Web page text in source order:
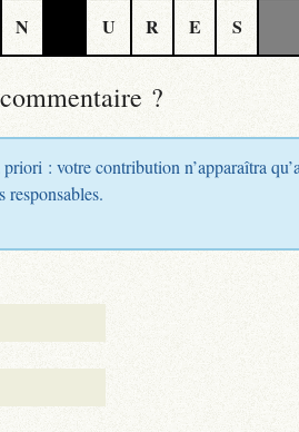
N U R E S
?
: votre contribution n’apparaîtra
responsables.